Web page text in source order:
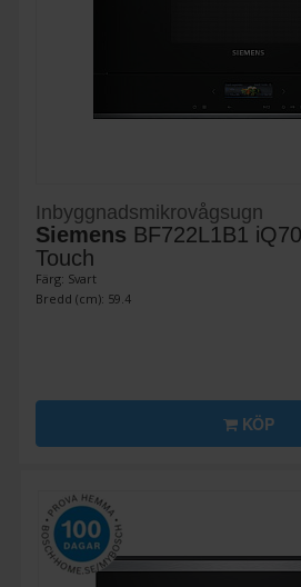
Inbyggnadsmikrovågsugn
Siemens BF722L1B1
Touch
Färg: Svart
Bredd (cm): 59.4
KÖP